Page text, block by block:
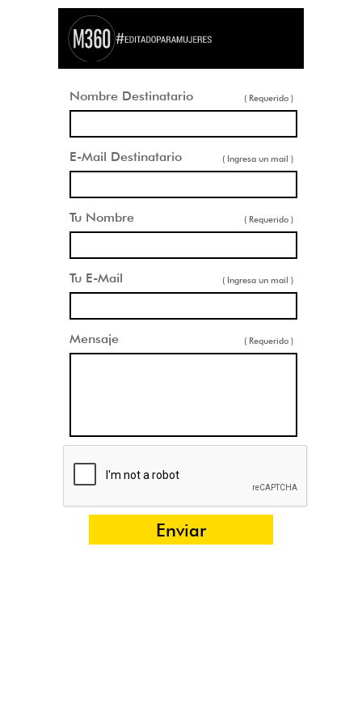
Nombre Destinatario ( Requerido )
E-Mail Destinatario ( Ingresa un mail )
Tu Nombre ( Requerido )
Tu E-Mail ( Ingresa un mail )
Mensaje ( Requerido )